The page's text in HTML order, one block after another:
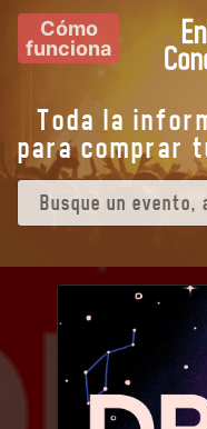
Cómo
funciona
Toda la
para